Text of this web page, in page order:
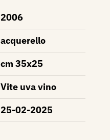
2006
acquerello
cm 35x25
Vite uva vino
25-02-2025